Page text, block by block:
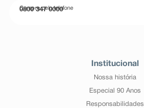
Compre pelo telefone
0800 347 0000
Institucional
Nossa história
Especial 90 Anos
Responsabilidades